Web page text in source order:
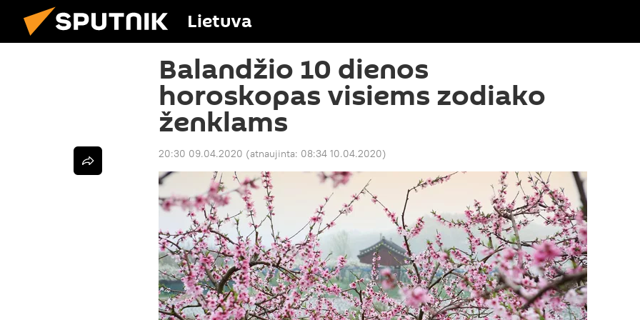
Lietuva
Balandžio 10 dienos
horoskopas visiems zodiako
ženklams
20:30 09.04.2020 (atnaujinta: 08:34 10.04.2020)